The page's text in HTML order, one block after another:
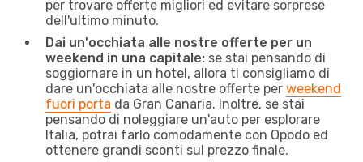
per trovare offerte migliori ed evitare sorprese
dell'ultimo minuto.
Dai un'occhiata alle nostre offerte per un
weekend in una capitale: se stai pensando di
soggiornare in un hotel, allora ti consigliamo di
dare un'occhiata alle nostre offerte per weekend
fuori porta da Gran Canaria. Inoltre, se stai
pensando di noleggiare un'auto per esplorare
Italia, potrai farlo comodamente con Opodo ed
ottenere grandi sconti sul prezzo finale.